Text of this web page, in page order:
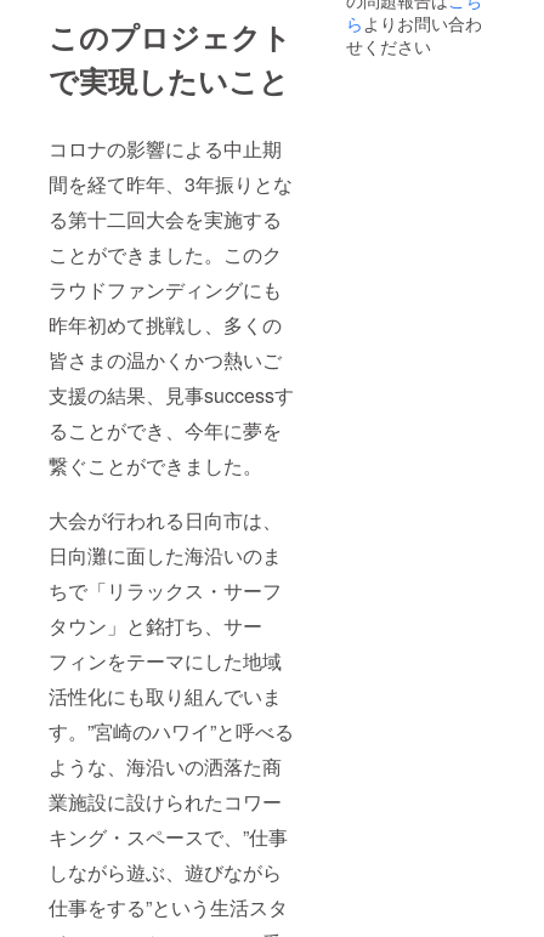
このプロジェクト
で実現したいこと
コロナの影響による中止期
間を経て昨年、3年振りとな
る第十二回大会を実施する
ことができました。このク
ラウドファンディングにも
昨年初めて挑戦し、多くの
皆さまの温かくかつ熱いご
支援の結果、見事successす
ることができ、今年に夢を
繋ぐことができました。
大会が行われる日向市は、
日向灘に面した海沿いのま
ちで「リラックス・サーフ
タウン」と銘打ち、サー
フィンをテーマにした地域
活性化にも取り組んでいま
す。”宮崎のハワイ”と呼べる
ような、海沿いの洒落た商
業施設に設けられたコワー
キング・スペースで、”仕事
しながら遊ぶ、遊びながら
仕事をする”という生活スタ
・収録
時間:
70～75
らよりお問い合わ
せください